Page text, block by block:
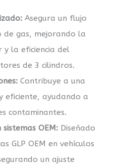
Asegura un flujo
de gas, mejorando la
la eficiencia del
de 3 cilindros.
Contribuye a una
eficiente, ayudando a
contaminantes.
OEM:Diseñado
GLP OEM en vehículos
un ajuste